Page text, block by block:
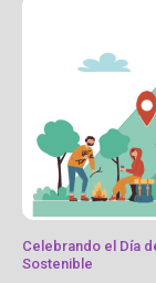
Celebrando el Día
Sostenible